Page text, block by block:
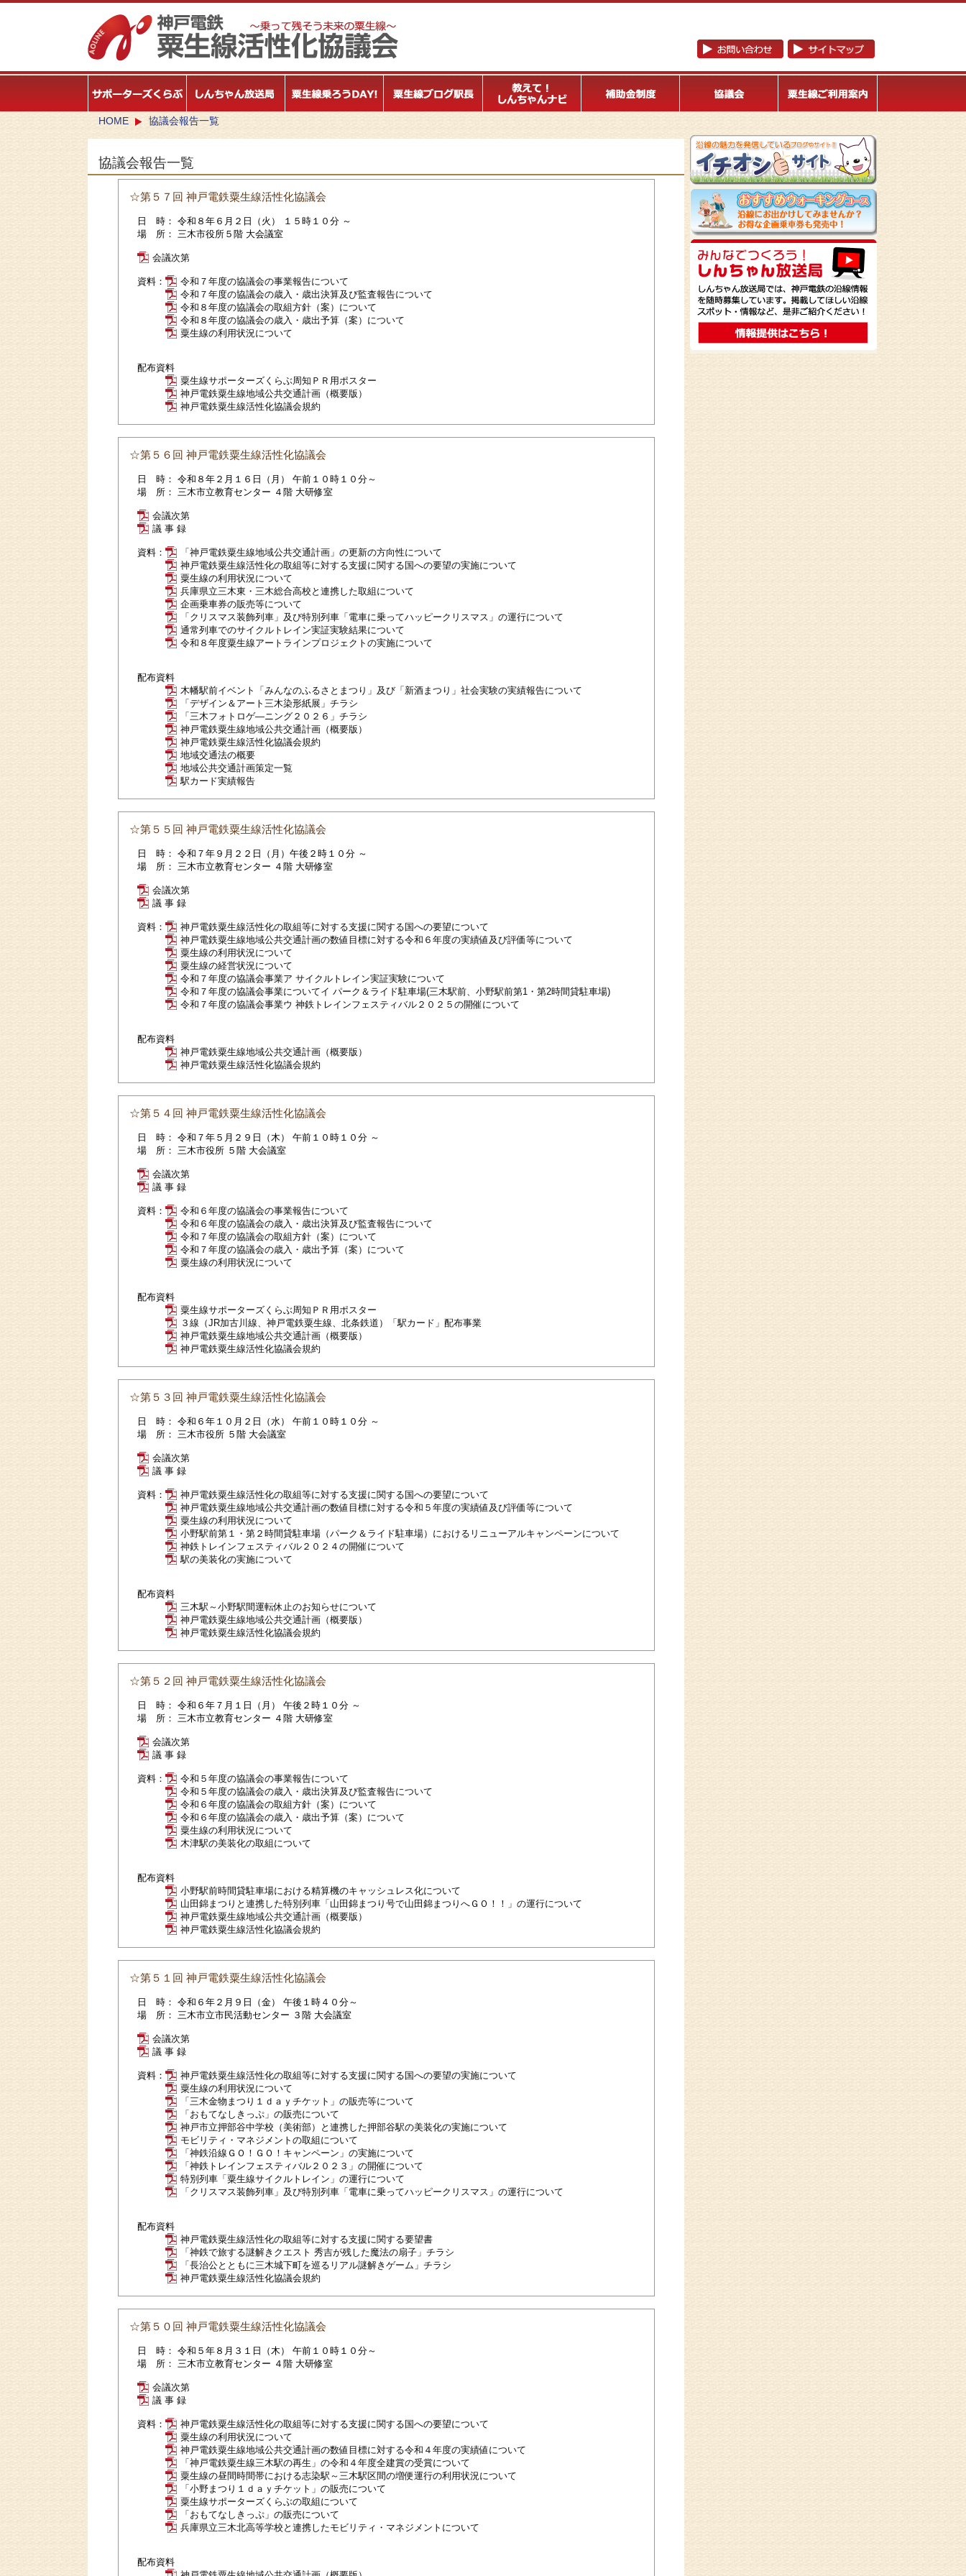
HOME 協議会報告一覧
協議会報告一覧
☆第５７回 神戸電鉄粟生線活性化協議会
日 時： 令和８年６月２日（火） １５時１０分 ～
場 所： 三木市役所５階 大会議室
会議次第
資料：
令和７年度の協議会の事業報告について
令和７年度の協議会の歳入・歳出決算及び監査報告について
令和８年度の協議会の取組方針（案）について
令和８年度の協議会の歳入・歳出予算（案）について
粟生線の利用状況について
配布資料
粟生線サポーターズくらぶ周知ＰＲ用ポスター
神戸電鉄粟生線地域公共交通計画（概要版）
神戸電鉄粟生線活性化協議会規約
☆第５６回 神戸電鉄粟生線活性化協議会
日 時： 令和８年２月１６日（月） 午前１０時１０分～
場 所： 三木市立教育センター ４階 大研修室
会議次第
議 事 録
資料：
「神戸電鉄粟生線地域公共交通計画」の更新の方向性について
神戸電鉄粟生線活性化の取組等に対する支援に関する国への要望の実施について
粟生線の利用状況について
兵庫県立三木東・三木総合高校と連携した取組について
企画乗車券の販売等について
「クリスマス装飾列車」及び特別列車「電車に乗ってハッピークリスマス」の運行について
通常列車でのサイクルトレイン実証実験結果について
令和８年度粟生線アートラインプロジェクトの実施について
配布資料
木幡駅前イベント「みんなのふるさとまつり」及び「新酒まつり」社会実験の実績報告について
「デザイン＆アート三木染形紙展」チラシ
「三木フォトロゲ―ニング２０２６」チラシ
神戸電鉄粟生線地域公共交通計画（概要版）
神戸電鉄粟生線活性化協議会規約
地域交通法の概要
地域公共交通計画策定一覧
駅カード実績報告
☆第５５回 神戸電鉄粟生線活性化協議会
日 時： 令和７年９月２２日（月）午後２時１０分 ～
場 所： 三木市立教育センター ４階 大研修室
会議次第
議 事 録
資料：
神戸電鉄粟生線活性化の取組等に対する支援に関する国への要望について
神戸電鉄粟生線地域公共交通計画の数値目標に対する令和６年度の実績値及び評価等について
粟生線の利用状況について
粟生線の経営状況について
令和７年度の協議会事業ア サイクルトレイン実証実験について
令和７年度の協議会事業についてイ パーク＆ライド駐車場(三木駅前、小野駅前第1・第2時間貸駐車場)
令和７年度の協議会事業ウ 神鉄トレインフェスティバル２０２５の開催について
配布資料
神戸電鉄粟生線地域公共交通計画（概要版）
神戸電鉄粟生線活性化協議会規約
☆第５４回 神戸電鉄粟生線活性化協議会
日 時： 令和７年５月２９日（木） 午前１０時１０分 ～
場 所： 三木市役所 ５階 大会議室
会議次第
議 事 録
資料：
令和６年度の協議会の事業報告について
令和６年度の協議会の歳入・歳出決算及び監査報告について
令和７年度の協議会の取組方針（案）について
令和７年度の協議会の歳入・歳出予算（案）について
粟生線の利用状況について
配布資料
粟生線サポーターズくらぶ周知ＰＲ用ポスター
３線（JR加古川線、神戸電鉄粟生線、北条鉄道）「駅カード」配布事業
神戸電鉄粟生線地域公共交通計画（概要版）
神戸電鉄粟生線活性化協議会規約
☆第５３回 神戸電鉄粟生線活性化協議会
日 時： 令和６年１０月２日（水） 午前１０時１０分 ～
場 所： 三木市役所 ５階 大会議室
会議次第
議 事 録
資料：
神戸電鉄粟生線活性化の取組等に対する支援に関する国への要望について
神戸電鉄粟生線地域公共交通計画の数値目標に対する令和５年度の実績値及び評価等について
粟生線の利用状況について
小野駅前第１・第２時間貸駐車場（パーク＆ライド駐車場）におけるリニューアルキャンペーンについて
神鉄トレインフェスティバル２０２４の開催について
駅の美装化の実施について
配布資料
三木駅～小野駅間運転休止のお知らせについて
神戸電鉄粟生線地域公共交通計画（概要版）
神戸電鉄粟生線活性化協議会規約
☆第５２回 神戸電鉄粟生線活性化協議会
日 時： 令和６年７月１日（月） 午後２時１０分 ～
場 所： 三木市立教育センター ４階 大研修室
会議次第
議 事 録
資料：
令和５年度の協議会の事業報告について
令和５年度の協議会の歳入・歳出決算及び監査報告について
令和６年度の協議会の取組方針（案）について
令和６年度の協議会の歳入・歳出予算（案）について
粟生線の利用状況について
木津駅の美装化の取組について
配布資料
小野駅前時間貸駐車場における精算機のキャッシュレス化について
山田錦まつりと連携した特別列車「山田錦まつり号で山田錦まつりへＧＯ！！」の運行について
神戸電鉄粟生線地域公共交通計画（概要版）
神戸電鉄粟生線活性化協議会規約
☆第５１回 神戸電鉄粟生線活性化協議会
日 時： 令和６年２月９日（金） 午後１時４０分～
場 所： 三木市立市民活動センター ３階 大会議室
会議次第
議 事 録
資料：
神戸電鉄粟生線活性化の取組等に対する支援に関する国への要望の実施について
粟生線の利用状況について
「三木金物まつり１ｄａｙチケット」の販売等について
「おもてなしきっぷ」の販売について
神戸市立押部谷中学校（美術部）と連携した押部谷駅の美装化の実施について
モビリティ・マネジメントの取組について
「神鉄沿線ＧＯ！ＧＯ！キャンペーン」の実施について
「神鉄トレインフェスティバル２０２３」の開催について
特別列車「粟生線サイクルトレイン」の運行について
「クリスマス装飾列車」及び特別列車「電車に乗ってハッピークリスマス」の運行について
配布資料
神戸電鉄粟生線活性化の取組等に対する支援に関する要望書
「神鉄で旅する謎解きクエスト 秀吉が残した魔法の扇子」チラシ
「長治公とともに三木城下町を巡るリアル謎解きゲーム」チラシ
神戸電鉄粟生線活性化協議会規約
☆第５０回 神戸電鉄粟生線活性化協議会
日 時： 令和５年８月３１日（木） 午前１０時１０分～
場 所： 三木市立教育センター ４階 大研修室
会議次第
議 事 録
資料：
神戸電鉄粟生線活性化の取組等に対する支援に関する国への要望について
粟生線の利用状況について
神戸電鉄粟生線地域公共交通計画の数値目標に対する令和４年度の実績値について
「神戸電鉄粟生線三木駅の再生」の令和４年度全建賞の受賞について
粟生線の昼間時間帯における志染駅～三木駅区間の増便運行の利用状況について
「小野まつり１ｄａｙチケット」の販売について
粟生線サポーターズくらぶの取組について
「おもてなしきっぷ」の販売について
兵庫県立三木北高等学校と連携したモビリティ・マネジメントについて
配布資料